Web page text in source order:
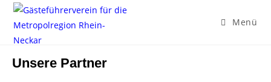
Menü
Unsere Partner